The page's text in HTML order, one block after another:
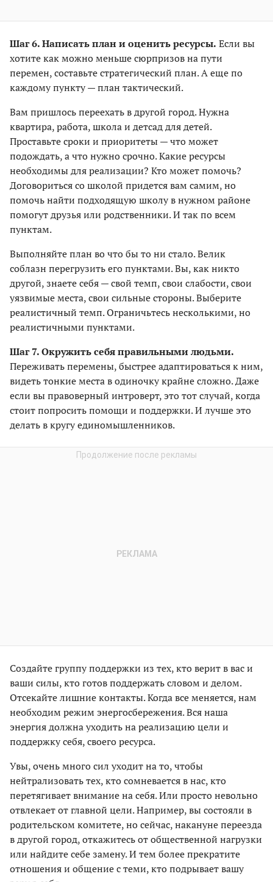
Шаг 6. Написать план и оценить ресурсы. Если вы
хотите как можно меньше сюрпризов на пути
перемен, составьте стратегический план. А еще по
каждому пункту — план тактический.
Вам пришлось переехать в другой город. Нужна
квартира, работа, школа и детсад для детей.
Проставьте сроки и приоритеты — что может
подождать, а что нужно срочно. Какие ресурсы
необходимы для реализации? Кто может помочь?
Договориться со школой придется вам самим, но
помочь найти подходящую школу в нужном районе
помогут друзья или родственники. И так по всем
пунктам.
Выполняйте план во что бы то ни стало. Велик
соблазн перегрузить его пунктами. Вы, как никто
другой, знаете себя — свой темп, свои слабости, свои
уязвимые места, свои сильные стороны. Выберите
реалистичный темп. Ограничьтесь несколькими, но
реалистичными пунктами.
Шаг 7. Окружить себя правильными людьми.
Переживать перемены, быстрее адаптироваться к ним,
видеть тонкие места в одиночку крайне сложно. Даже
если вы правоверный интроверт, это тот случай, когда
стоит попросить помощи и поддержки. И лучше это
делать в кругу единомышленников.
Создайте группу поддержки из тех, кто верит в вас и
ваши силы, кто готов поддержать словом и делом.
Отсекайте лишние контакты. Когда все меняется, нам
необходим режим энергосбережения. Вся наша
энергия должна уходить на реализацию цели и
поддержку себя, своего ресурса.
Увы, очень много сил уходит на то, чтобы
нейтрализовать тех, кто сомневается в нас, кто
перетягивает внимание на себя. Или просто невольно
отвлекает от главной цели. Например, вы состояли в
родительском комитете, но сейчас, накануне переезда
в другой город, откажитесь от общественной нагрузки
или найдите себе замену. И тем более прекратите
отношения и общение с теми, кто подрывает вашу